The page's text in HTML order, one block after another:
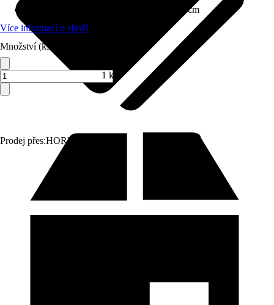
Prodej přes:HORNBACH
50 cm x 200 cm x 50 cm
Více informací o zboží
Množství (ks)
1 ks